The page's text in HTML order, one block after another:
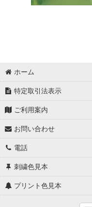
ホーム
特定取引法表示
ご利用案内
お問い合わせ
電話
刺繍色見本
プリント色見本